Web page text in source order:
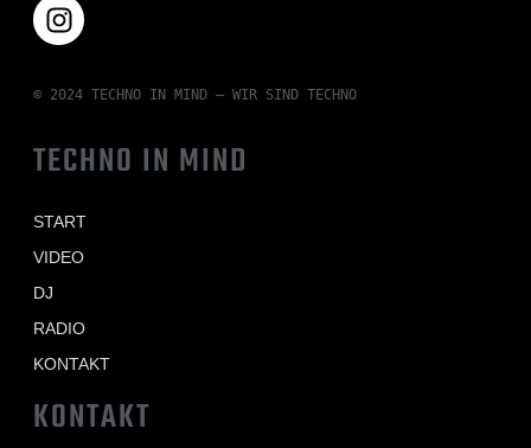
© 2024 TECHNO IN MIND – WIR SIND TECHNO
TECHNO IN MIND
START
VIDEO
DJ
RADIO
KONTAKT
KONTAKT